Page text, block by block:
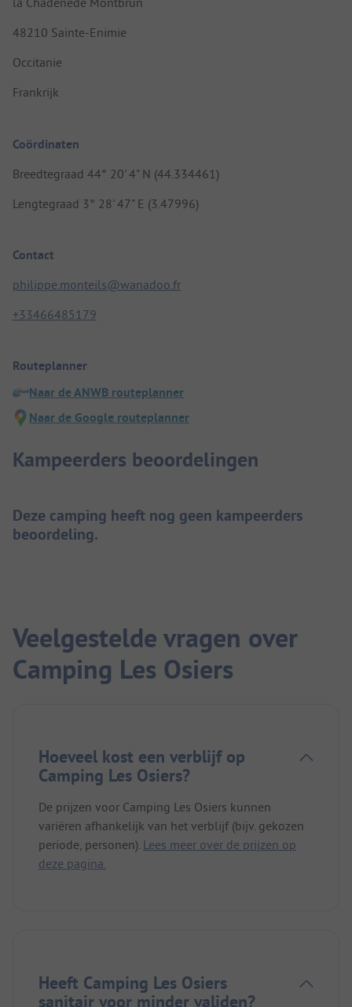
48210 Sainte-Enimie
Occitanie
Frankrijk
Coördinaten
Breedtegraad 44° 20' 4" N (44.334461)
Lengtegraad 3° 28' 47" E (3.47996)
Contact
philippe.monteils@wanadoo.fr
+33466485179
Routeplanner
Naar de ANWB routeplanner
Naar de Google routeplanner
Kampeerders beoordelingen
Deze camping heeft nog geen kampeerders
beoordeling.
Veelgestelde vragen over
Camping Les Osiers
Hoeveel kost een verblijf op
Camping Les Osiers?
De prijzen voor Camping Les Osiers kunnen
variëren afhankelijk van het verblijf (bijv. gekozen
periode, personen). Lees meer over de prijzen op
deze pagina.
Heeft Camping Les Osiers
sanitair voor minder validen?